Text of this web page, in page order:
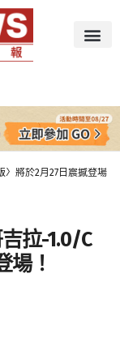
將於2月27日震撼登場！
拉-1.0/C
場！